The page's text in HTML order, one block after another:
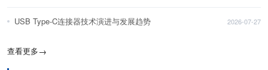
USB Type-C连接器技术演进与发展趋势 2026-07-27
查看更多→